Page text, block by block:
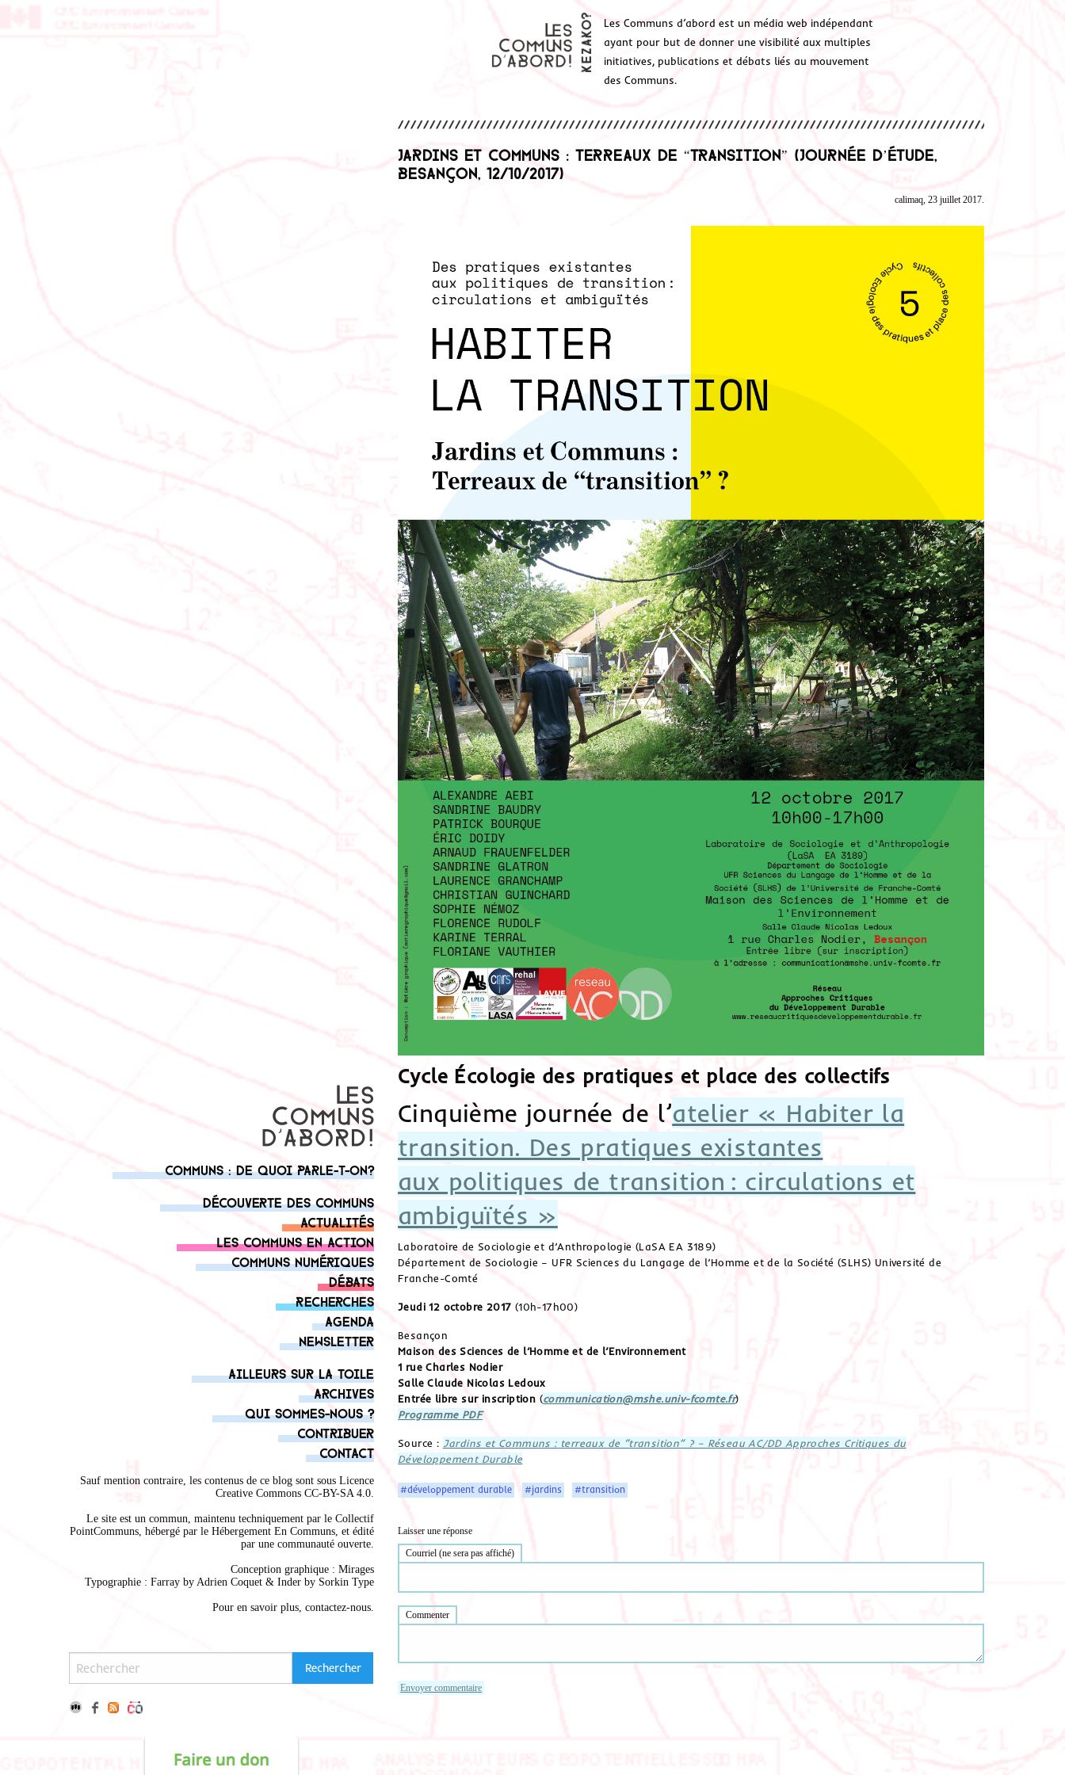
Les Communs d’abord est un média web indépendant
ayant pour but de donner une visibilité aux multiples
initiatives, publications et débats liés au mouvement
des Communs.
Communs : de quoi parle-t-on?
Découverte des communs
Actualités
Les communs en action
Communs numériques
Débats
Recherches
Agenda
Newsletter
Ailleurs sur la toile
Archives
Qui sommes-nous ?
Contribuer
Contact
Sauf mention contraire, les contenus de ce blog sont sous Licence
Creative Commons CC-BY-SA 4.0.
Le site est un commun, maintenu techniquement par le Collectif
PointCommuns, hébergé par le Hébergement En Communs, et édité
par une communauté ouverte.
Conception graphique : Mirages
Typographie : Farray by Adrien Coquet & Inder by Sorkin Type
Pour en savoir plus, contactez-nous.
Jardins et Communs : terreaux de “transition” (Journée d’étude,
Besançon, 12/10/2017)
calimaq, 23 juillet 2017.
Cycle Écologie des pratiques et place des collectifs
Cinquième journée de l’atelier « Habiter la
transition. Des pratiques existantes
aux politiques de transition : circulations et
ambiguïtés »
Laboratoire de Sociologie et d’Anthropologie (LaSA EA 3189)
Département de Sociologie – UFR Sciences du Langage de l’Homme et de la Société (SLHS) Université de
Franche-Comté
Jeudi 12 octobre 2017 (10h-17h00)
Besançon
Maison des Sciences de l’Homme et de l’Environnement
1 rue Charles Nodier
Salle Claude Nicolas Ledoux
Entrée libre sur inscription (communication@mshe.univ-fcomte.fr)
Programme PDF
Source : Jardins et Communs : terreaux de “transition” ? – Réseau AC/DD Approches Critiques du
Développement Durable
#développement durable #jardins #transition
Laisser une réponse
Courriel (ne sera pas affiché)
Commenter